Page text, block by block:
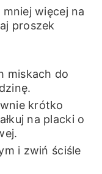
więcej na
proszek
miskach do
krótko
na placki o
i zwiń ściśle